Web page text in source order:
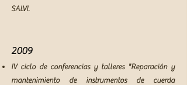
SALVI.
2009
IV ciclo de conferencias y talleres "Reparación y
mantenimiento de instrumentos de cuerda